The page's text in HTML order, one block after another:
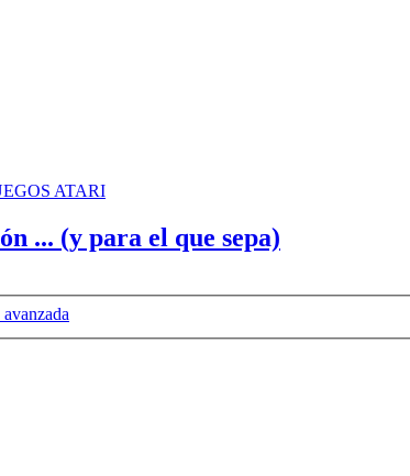
ATARI
... (y para el que sepa)